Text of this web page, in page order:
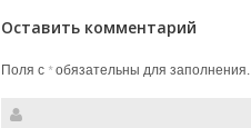
Оставить комментарий
Поля с *обязательны для заполнения.